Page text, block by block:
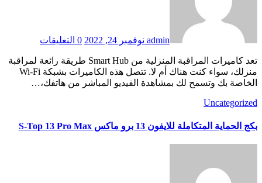
admin نوفمبر 24, 2022 0 التعليقات
تعد كاميرات المراقبة المنزلية من Smart Hub طريقة رائعة لمراقبة
منزلك، سواء كنت هناك أم لا. تتصل هذه الكاميرات بشبكة Wi-Fi
الخاصة بك وتسمح لك بمشاهدة الفيديو المباشر من هاتفك،…
Uncategorized
بكج الحماية المتكاملة للايفون 13 برو ماكس S-Top 13 Pro Max